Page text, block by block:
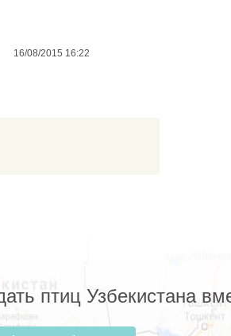
16/08/2015 16:22
птиц Узбекистана